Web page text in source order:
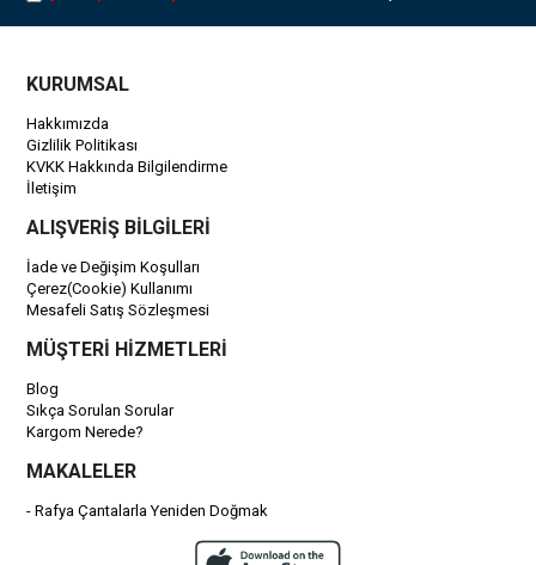
KURUMSAL
Hakkımızda
Gizlilik Politikası
KVKK Hakkında Bilgilendirme
İletişim
ALIŞVERİŞ BİLGİLERİ
İade ve Değişim Koşulları
Çerez(Cookie) Kullanımı
Mesafeli Satış Sözleşmesi
MÜŞTERİ HİZMETLERİ
Blog
Sıkça Sorulan Sorular
Kargom Nerede?
MAKALELER
- Rafya Çantalarla Yeniden Doğmak